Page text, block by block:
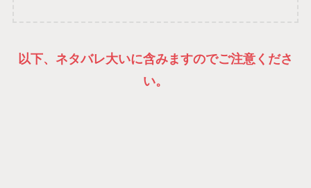
以下、ネタバレ大いに含みますのでご注意くださ
い。